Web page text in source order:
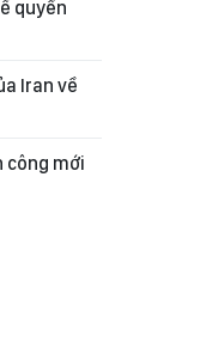
quyền
Iran về
công mới